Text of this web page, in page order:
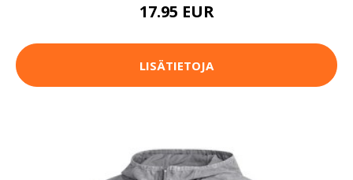
17.95 EUR
LISÄTIETOJA